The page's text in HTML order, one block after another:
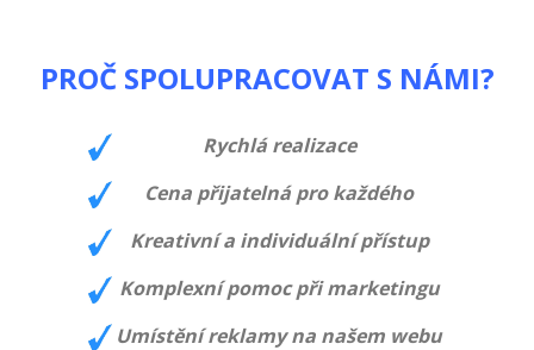
PROČ SPOLUPRACOVAT S NÁMI?
Rychlá realizace
Cena přijatelná pro každého
Kreativní a individuální přístup
Komplexní pomoc při marketingu
Umístění reklamy na našem webu